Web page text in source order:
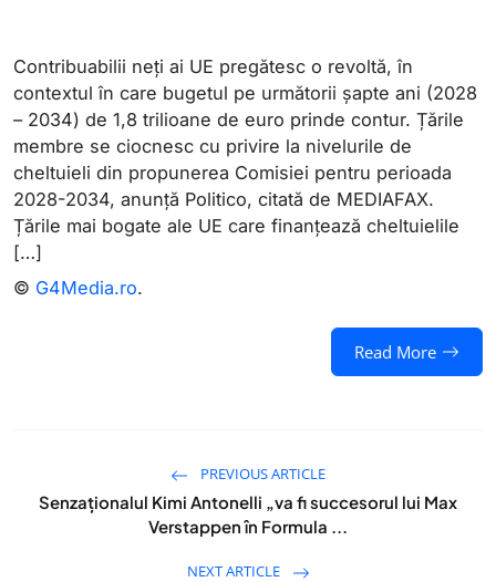
Contribuabilii neți ai UE pregătesc o revoltă, în
contextul în care bugetul pe următorii șapte ani (2028
– 2034) de 1,8 trilioane de euro prinde contur. Țările
membre se ciocnesc cu privire la nivelurile de
cheltuieli din propunerea Comisiei pentru perioada
2028-2034, anunță Politico, citată de MEDIAFAX.
Țările mai bogate ale UE care finanțează cheltuielile
[…]
© G4Media.ro.
Read More
PREVIOUS ARTICLE
Senzaționalul Kimi Antonelli „va fi succesorul lui Max
Verstappen în Formula ...
NEXT ARTICLE